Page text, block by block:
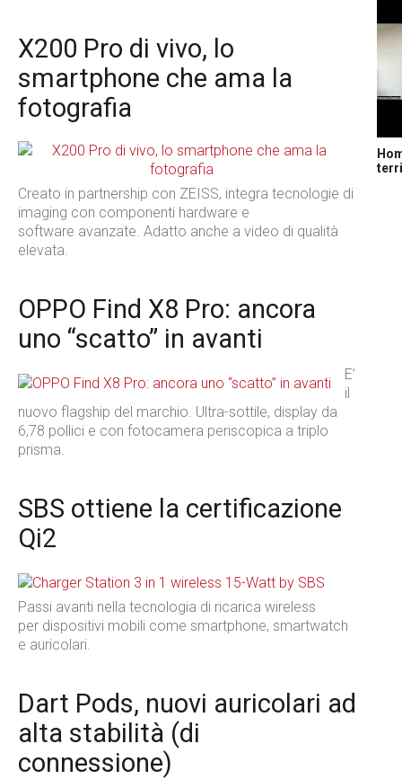
X200 Pro di vivo, lo
smartphone che ama la
fotografia
Creato in partnership con ZEISS, integra tecnologie di
imaging con componenti hardware e
software avanzate. Adatto anche a video di qualità
elevata.
OPPO Find X8 Pro: ancora
uno “scatto” in avanti
E’
il
nuovo flagship del marchio. Ultra-sottile, display da
6,78 pollici e con fotocamera periscopica a triplo
prisma.
SBS ottiene la certificazione
Qi2
Passi avanti nella tecnologia di ricarica wireless
per dispositivi mobili come smartphone, smartwatch
e auricolari.
Dart Pods, nuovi auricolari ad
alta stabilità (di
connessione)